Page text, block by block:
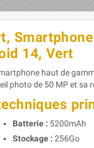
14, Vert
haut de
photo de 50 MP et
Batterie : 5200mAh
Stockage : 256Go